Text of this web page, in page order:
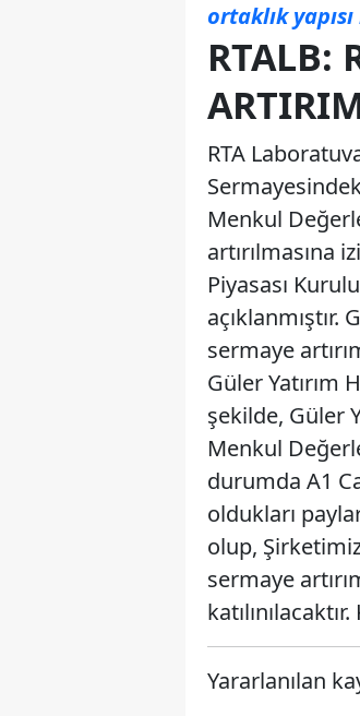
ortaklık yapısı
RTALB:
RTA
Menkul
artırılmasına
Piyasası
sermaye
Güler Yatırım
şekilde, Güler
Menkul
durumda A1
oldukları
olup,
sermaye
Yararlanılan